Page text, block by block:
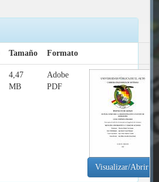
Tamaño Formato
4,47
MB
Adobe
PDF
Visualizar/Abrir